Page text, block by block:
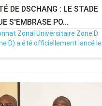
DE DSCHANG : LE STADE
S'EMBRASE PO...
Zonal Universitaire Zone D
D) a été officiellement lancé le